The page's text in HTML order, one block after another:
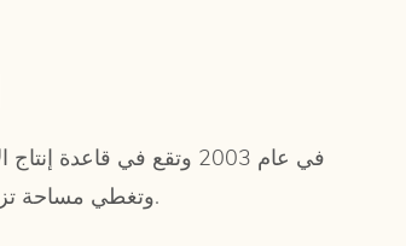
Longjiang، منطقة Shunde، مدينة Foshan، وتغطي مساحة تزيد عن 50,000 متر مربع.